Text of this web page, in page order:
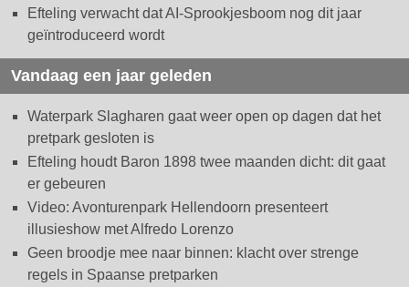
Efteling verwacht dat AI-Sprookjesboom nog dit jaar
geïntroduceerd wordt
Vandaag een jaar geleden
Waterpark Slagharen gaat weer open op dagen dat het
pretpark gesloten is
Efteling houdt Baron 1898 twee maanden dicht: dit gaat
er gebeuren
Video: Avonturenpark Hellendoorn presenteert
illusieshow met Alfredo Lorenzo
Geen broodje mee naar binnen: klacht over strenge
regels in Spaanse pretparken